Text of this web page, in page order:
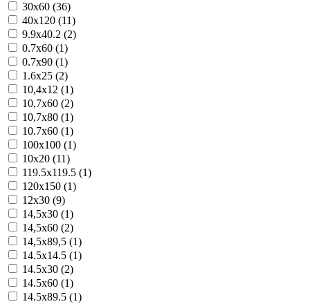
30x60 (36)
40x120 (11)
9.9x40.2 (2)
0.7x60 (1)
0.7x90 (1)
1.6x25 (2)
10,4x12 (1)
10,7x60 (2)
10,7x80 (1)
10.7x60 (1)
100x100 (1)
10x20 (11)
119.5x119.5 (1)
120x150 (1)
12x30 (9)
14,5x30 (1)
14,5x60 (2)
14,5x89,5 (1)
14.5x14.5 (1)
14.5x30 (2)
14.5x60 (1)
14.5x89.5 (1)